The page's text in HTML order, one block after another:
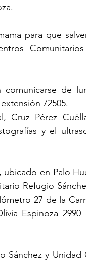
para que
de
72505.
Cruz Pérez
y el
ubicado en Palo
Refugio
27 de la
Espinoza 2990
Sánchez y Unidad